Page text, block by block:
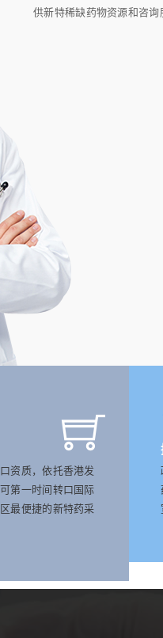
供新特稀缺药物资源和咨询
资质，依托香港发
第一时间转口国际
最便捷的新特药采